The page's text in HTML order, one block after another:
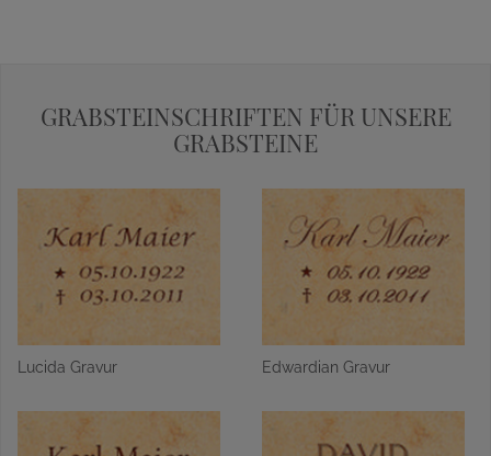
GRABSTEINSCHRIFTEN FÜR UNSERE
GRABSTEINE
Lucida Gravur Edwardian Gravur